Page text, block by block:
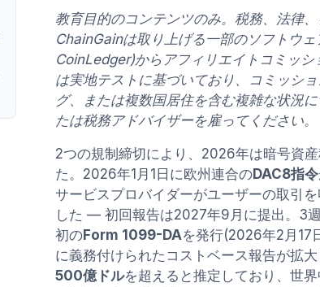
教育目的のコンテンツのみ。税務、法律
ChainGainは取り上げる一部のソフトウ
CoinLedger)からアフィリエイトコミッ
は実地テストに基づいており、コミッシ
グ、または複数国居住を含む複雑な状況
たは税務アドバイザーを雇ってください。
2つの規制締切により、2026年は暗号資
た。2026年1月1日に欧州連合のDAC8指令
サービスプロバイダーがユーザーの取引
した — 初回報告は2027年9月に提出。3
初のForm 1099-DAを発行(2026年2月17
に義務付けられたコストベース報告が拡
500億ドルを超えると推定しており、世